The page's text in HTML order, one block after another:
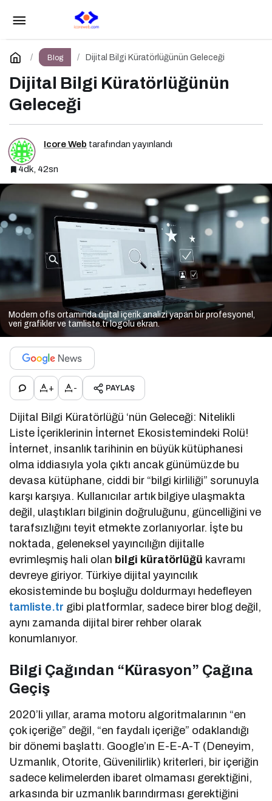
Blog Dijital Bilgi Küratörlüğünün Geleceği
Dijital Bilgi Küratörlüğünün
Geleceği
Icore Web tarafından yayınlandı
4dk, 42sn
Modern ofis ortamında dijital içerik analizi yapan bir profesyonel,
veri grafikler ve tamliste.tr logolu ekran.
+ - PAYLAŞ
Dijital Bilgi Küratörlüğü ‘nün Geleceği: Nitelikli
Liste İçeriklerinin İnternet Ekosistemindeki Rolü!
İnternet, insanlık tarihinin en büyük kütüphanesi
olma iddiasıyla yola çıktı ancak günümüzde bu
devasa kütüphane, ciddi bir “bilgi kirliliği” sorunuyla
karşı karşıya. Kullanıcılar artık bilgiye ulaşmakta
değil, ulaştıkları bilginin doğruluğunu, güncelliğini ve
tarafsızlığını teyit etmekte zorlanıyorlar. İşte bu
noktada, geleneksel yayıncılığın dijitalle
evrimleşmiş hali olan bilgi küratörlüğü kavramı
devreye giriyor. Türkiye dijital yayıncılık
ekosisteminde bu boşluğu doldurmayı hedefleyen
tamliste.tr gibi platformlar, sadece birer blog değil,
aynı zamanda dijital birer rehber olarak
konumlanıyor.
Bilgi Çağından “Kürasyon” Çağına
Geçiş
2020’li yıllar, arama motoru algoritmalarının “en
çok içeriğe” değil, “en faydalı içeriğe” odaklandığı
bir dönemi başlattı. Google’ın E-E-A-T (Deneyim,
Uzmanlık, Otorite, Güvenilirlik) kriterleri, bir içeriğin
sadece kelimelerden ibaret olmaması gerektiğini,
arkasında bir uzmanlık barındırması gerektiğini
İçerik Kıyametinden Çıkış
Yorum Yap